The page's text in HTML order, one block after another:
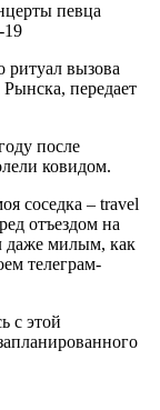
вызова
передает
после
ковидом.
соседка – travel
отъездом на
даже милым, как
телеграм-
с этой